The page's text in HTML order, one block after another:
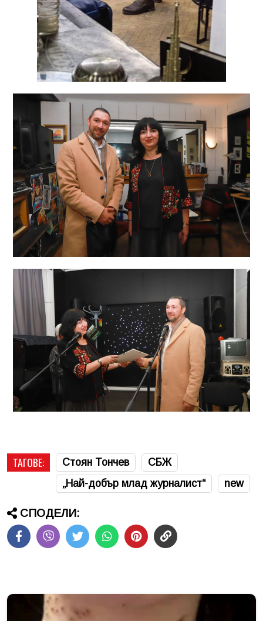
ТАГОВЕ: Стоян Тончев
СБЖ
„Най-добър млад журналист“
new
СПОДЕЛИ: